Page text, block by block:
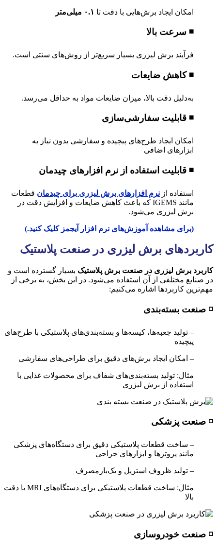
امکان ایجاد برش‌هایی با دقت تا ۰.۱ میلی‌متر
◾ سرعت بالا
فرآیند برش لیزری بسیار سریع‌تر از روش‌های سنتی است.
◾ کاهش ضایعات
به‌دلیل دقت بالا، میزان ضایعات مواد به حداقل می‌رسد.
◾ قابلیت سفارشی‌سازی
امکان ایجاد طرح‌های پیچیده و سفارشی بدون نیاز به
ابزارهای اضافی
◾ قابلیت استفاده از نرم افزارهای چیدمان
استفاده از نرم افزارهای برش لیزری برای چیدمان قطعات
مانند IGEMS که باعث کاهش ضایعات و افزایش دقت در
برش لیزری می‌شود.
(برای مشاهده‌ آموزش‌های نرم افزار آیجمز کلیک کنید.)
کاربردهای برش لیزری در صنعت پلاستیک
کاربرد برش لیزری در صنعت برش پلاستیک بسیار گسترده است و
در صنایع مختلفی از آن استفاده می‌شود. در این بخش، به برخی از
مهم‌ترین کاربردها اشاره می‌کنیم:
◽ صنعت بسته‌بندی
– تولید جعبه‌ها، کیسه‌ها و بسته‌بندی‌های پلاستیکی با طرح‌های
پیچیده
– امکان ایجاد برش‌های دقیق برای طراحی‌های سفارشی
مثال: تولید بسته‌بندی‌های شفاف برای محصولات غذایی با
استفاده از برش لیزری
◽ صنعت پزشکی
– ساخت قطعات پلاستیکی دقیق برای دستگاه‌های پزشکی
مانند پروتزها و ابزارهای جراحی
– تولید ظروف استریل و یک‌بارمصرف
مثال: ساخت قطعات پلاستیکی برای دستگاه‌های MRI با دقت
بالا
◽ صنعت خودروسازی